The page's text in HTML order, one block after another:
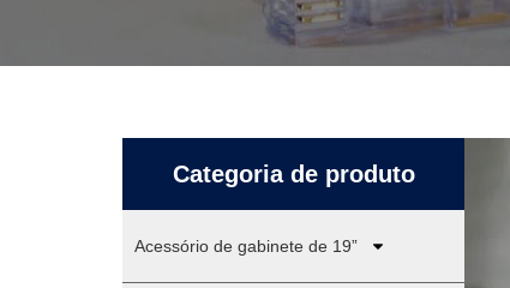
Categoria de produto
Acessório de gabinete de 19”